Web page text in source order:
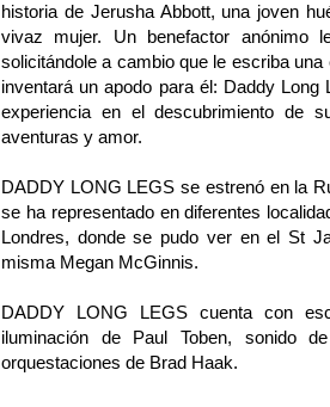
historia de Jerusha Abbott, una joven
vivaz mujer. Un benefactor anónimo
solicitándole a cambio que le escriba
inventará un apodo para él: Daddy
experiencia en el descubrimiento de
aventuras y amor.
DADDY LONG LEGS se estrenó en la
se ha representado en diferentes
Londres, donde se pudo ver en el St
misma Megan McGinnis.
DADDY LONG LEGS cuenta con
iluminación de Paul Toben, sonido
orquestaciones de Brad Haak.